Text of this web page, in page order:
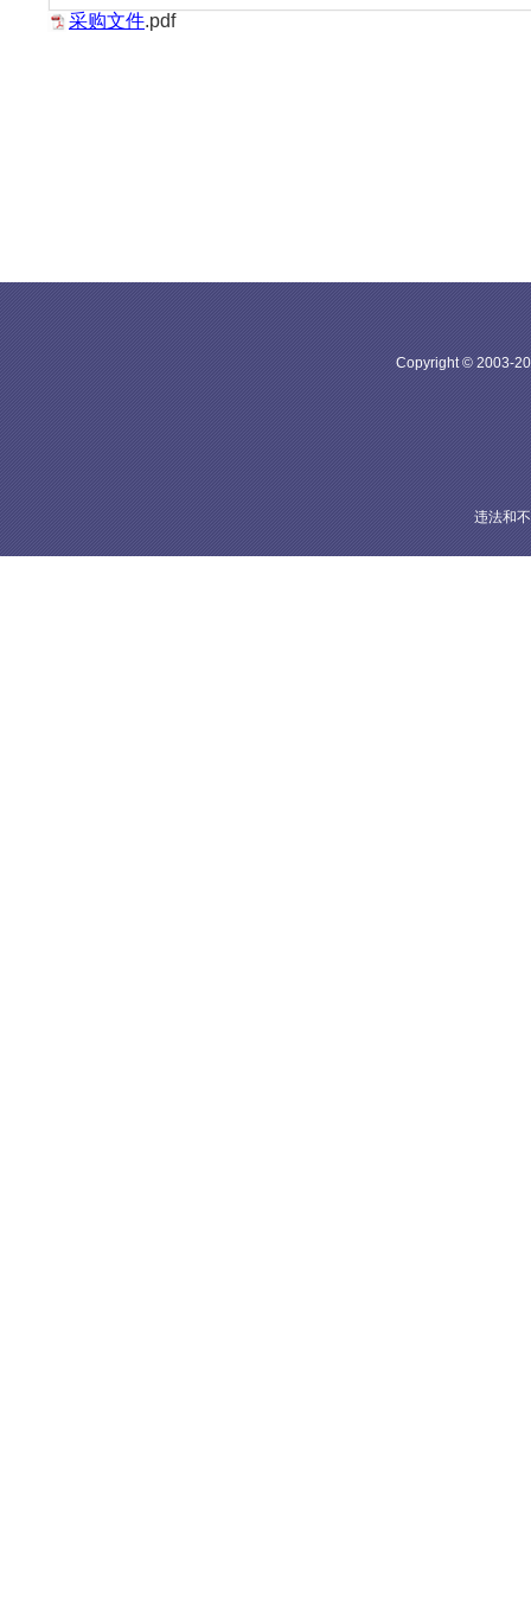
采购文件.pdf
Copyright © 2003-
违法和